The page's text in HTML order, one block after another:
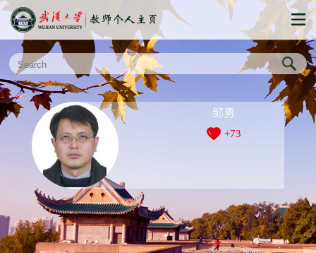
邹勇
+73